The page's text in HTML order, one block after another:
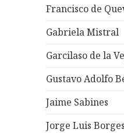
Francisco de
Gabriela Mistral
Garcilaso de la
Gustavo Adolfo
Jaime Sabines
Jorge Luis Borges